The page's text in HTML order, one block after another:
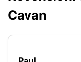
Cavan